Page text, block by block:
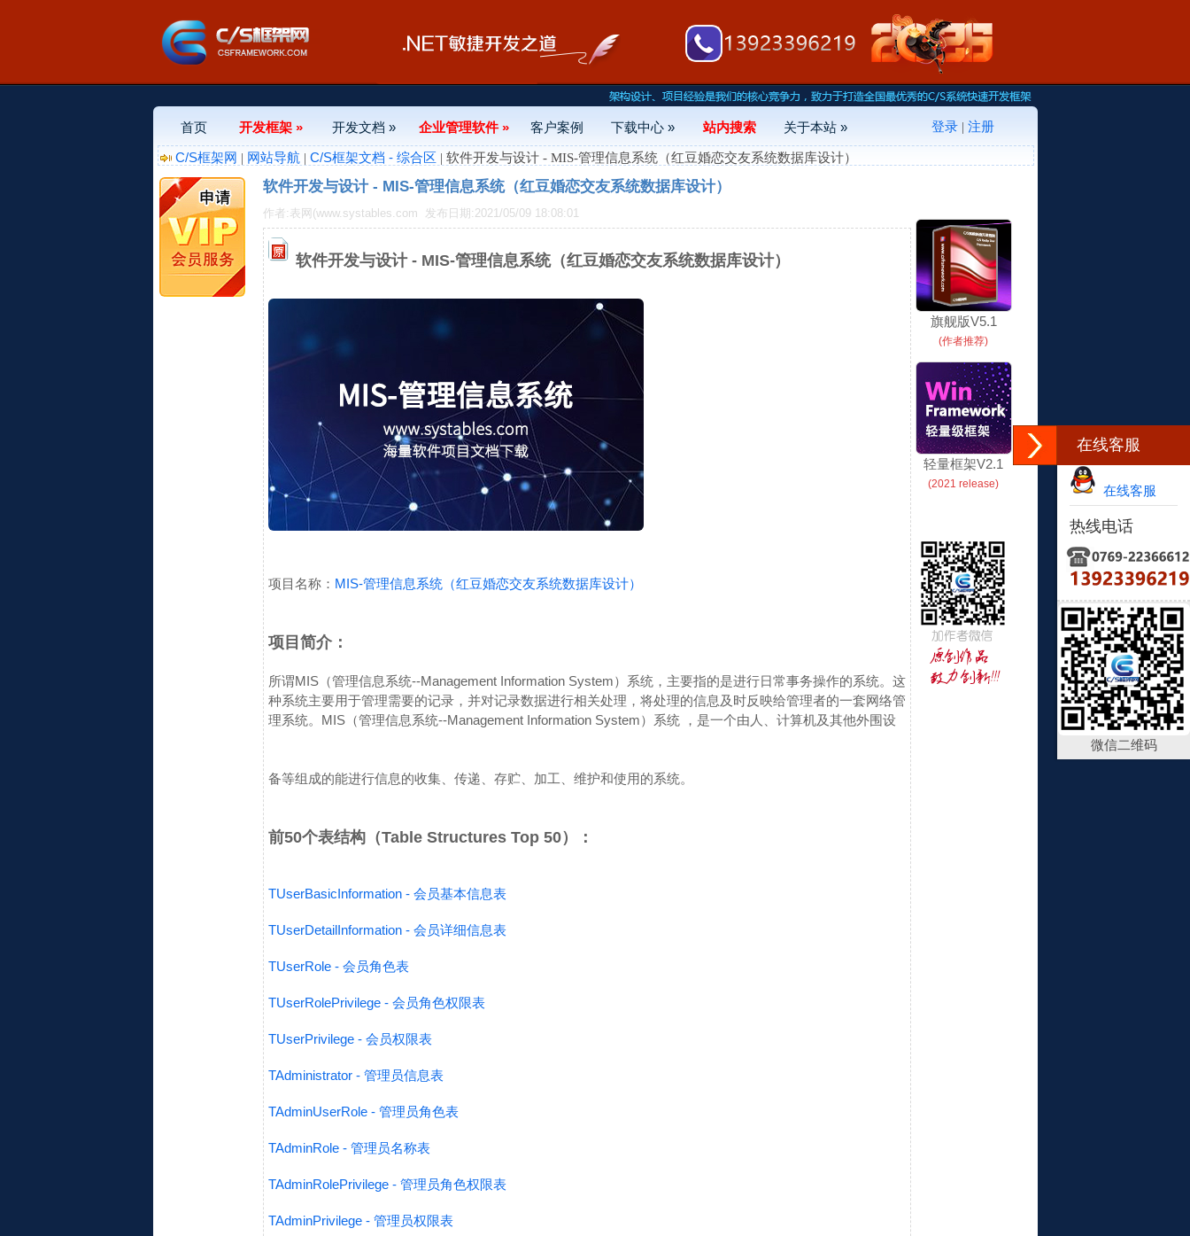
在线客服
在线客服
热线电话
微信二维码
首页 开发框架 » 开发文档 » 企业管理软件 » 客户案例 下载中心 » 站内搜索 关于本站 » 登录| 注册
C/S框架网 | 网站导航 | C/S框架文档 - 综合区 | 软件开发与设计 - MIS-管理信息系统（红豆婚恋交友系统数据库设计）
软件开发与设计 - MIS-管理信息系统（红豆婚恋交友系统数据库设计）
作者:表网(www.systables.com 发布日期:2021/05/09 18:08:01
软件开发与设计 - MIS-管理信息系统（红豆婚恋交友系统数据库设计）
项目名称： MIS-管理信息系统（红豆婚恋交友系统数据库设计）
项目简介：
所谓MIS（管理信息系统--Management Information System）系统，主要指的是进行日常事务操作的系统。这
种系统主要用于管理需要的记录，并对记录数据进行相关处理，将处理的信息及时反映给管理者的一套网络管
理系统。 MIS（管理信息系统--Management Information System）系统 ，是一个由人、计算机及其他外围设
备等组成的能进行信息的收集、传递、存贮、加工、维护和使用的系统。
前50个表结构（Table Structures Top 50）：
TUserBasicInformation - 会员基本信息表
TUserDetailInformation - 会员详细信息表
TUserRole - 会员角色表
TUserRolePrivilege - 会员角色权限表
TUserPrivilege - 会员权限表
TAdministrator - 管理员信息表
TAdminUserRole - 管理员角色表
TAdminRole - 管理员名称表
TAdminRolePrivilege - 管理员角色权限表
TAdminPrivilege - 管理员权限表
旗舰版V5.1
(作者推荐)
轻量框架V2.1
(2021 release)